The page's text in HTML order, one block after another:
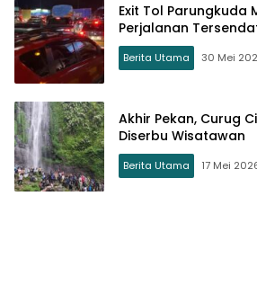
Exit Tol Parungkuda
Perjalanan
Berita Utama 30 Mei
Akhir Pekan, Curug
Diserbu Wisatawan
Berita Utama 17 Mei